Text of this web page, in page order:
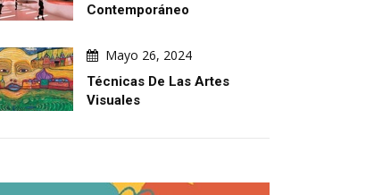
Contemporáneo
Mayo 26, 2024
Técnicas De Las Artes
Visuales